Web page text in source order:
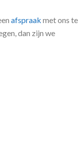
afspraakmet ons te
dan zijn we